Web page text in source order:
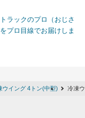
ラックのプロ（おじさ
プロ目線でお届けしま
ウイング 4トン(中型) 冷凍